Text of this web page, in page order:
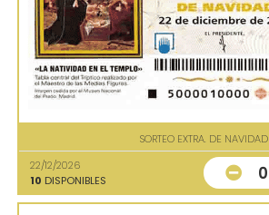
SORTEO EXTRA. DE NAVIDAD
22/12/2026
10 DISPONIBLES 0